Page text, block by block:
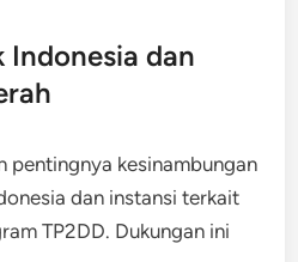
Indonesia dan
pentingnya kesinambungan
dan instansi terkait
TP2DD. Dukungan ini